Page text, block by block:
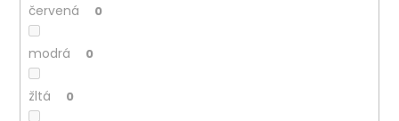
červená 0
modrá 0
žltá 0
a
m